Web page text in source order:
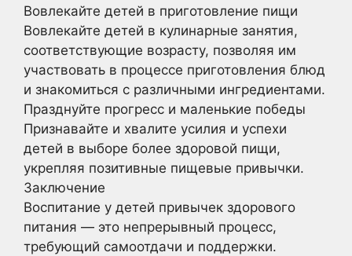
Вовлекайте детей в приготовление пищи
Вовлекайте детей в кулинарные занятия,
соответствующие возрасту, позволяя им
участвовать в процессе приготовления блюд
и знакомиться с различными ингредиентами.
Празднуйте прогресс и маленькие победы
Признавайте и хвалите усилия и успехи
детей в выборе более здоровой пищи,
укрепляя позитивные пищевые привычки.
Заключение
Воспитание у детей привычек здорового
питания — это непрерывный процесс,
требующий самоотдачи и поддержки.